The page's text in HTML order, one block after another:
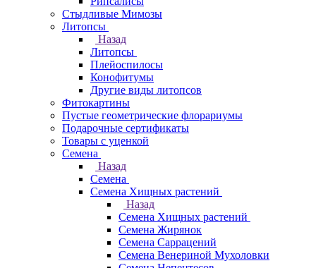
Стыдливые Мимозы
Литопсы
Назад
Литопсы
Плейоспилосы
Конофитумы
Другие виды литопсов
Фитокартины
Пустые геометрические флорариумы
Подарочные сертификаты
Товары с уценкой
Семена
Назад
Семена
Семена Хищных растений
Назад
Семена Хищных растений
Семена Жирянок
Семена Саррацений
Семена Венериной Мухоловки